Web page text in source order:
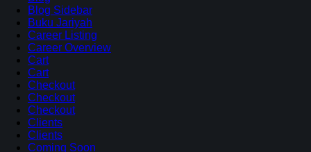
Blog Sidebar
Buku Jariyah
Career Listing
Career Overview
Cart
Cart
Checkout
Checkout
Checkout
Clients
Clients
Coming Soon